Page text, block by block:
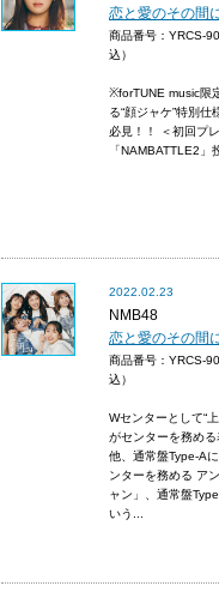
恋と愛のその間
商品番号：YRCS-
込）
※forTUNE music限
る“顔ジャケ”特別
必見！！ ＜初回プ
「NAMBATTLE2
2022.02.23
NMB48
恋と愛のその間
商品番号：YRCS-
込）
Wセンターとして“
がセンターを務め
他、通常盤Type-A
ンターを務める ア
ャン」、通常盤
いう...